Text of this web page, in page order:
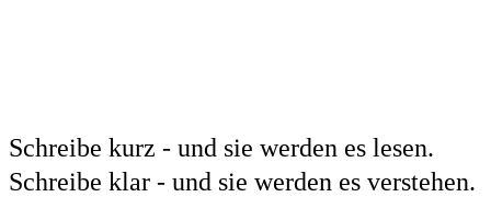
Schreibe kurz - und sie werden es lesen.
Schreibe klar - und sie werden es verstehen.